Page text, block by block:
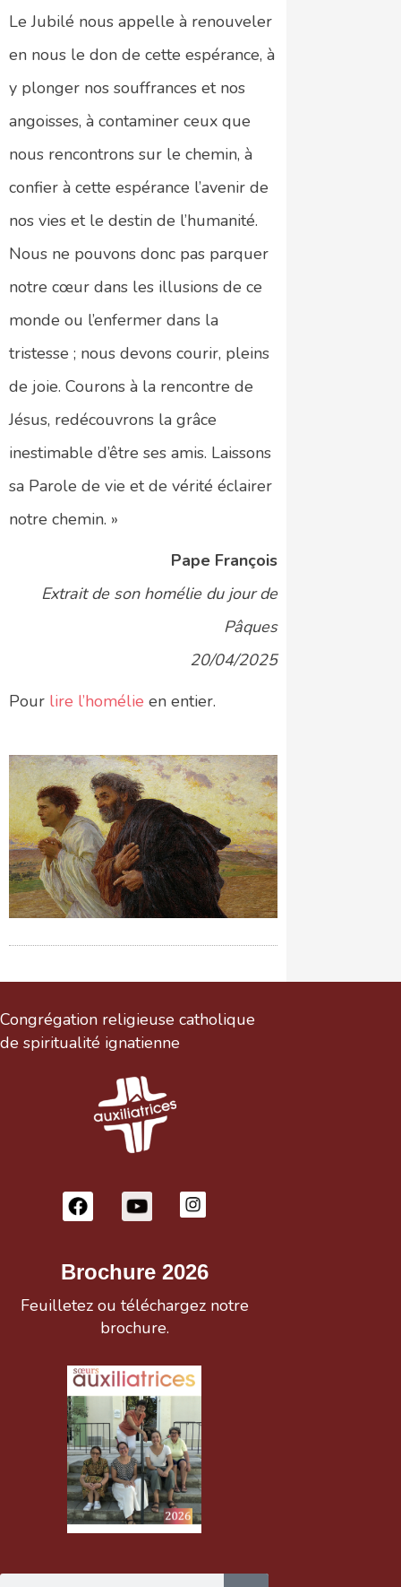
Le Jubilé nous appelle à renouveler
en nous le don de cette espérance, à
y plonger nos souffrances et nos
angoisses, à contaminer ceux que
nous rencontrons sur le chemin, à
confier à cette espérance l’avenir de
nos vies et le destin de l’humanité.
Nous ne pouvons donc pas parquer
notre cœur dans les illusions de ce
monde ou l’enfermer dans la
tristesse ; nous devons courir, pleins
de joie. Courons à la rencontre de
Jésus, redécouvrons la grâce
inestimable d’être ses amis. Laissons
sa Parole de vie et de vérité éclairer
notre chemin. »
Pape François
Extrait de son homélie du jour de
Pâques
20/04/2025
Pour lire l’homélie en entier.
Congrégation religieuse catholique
de spiritualité ignatienne
Brochure 2026
Feuilletez ou téléchargez notre
brochure.